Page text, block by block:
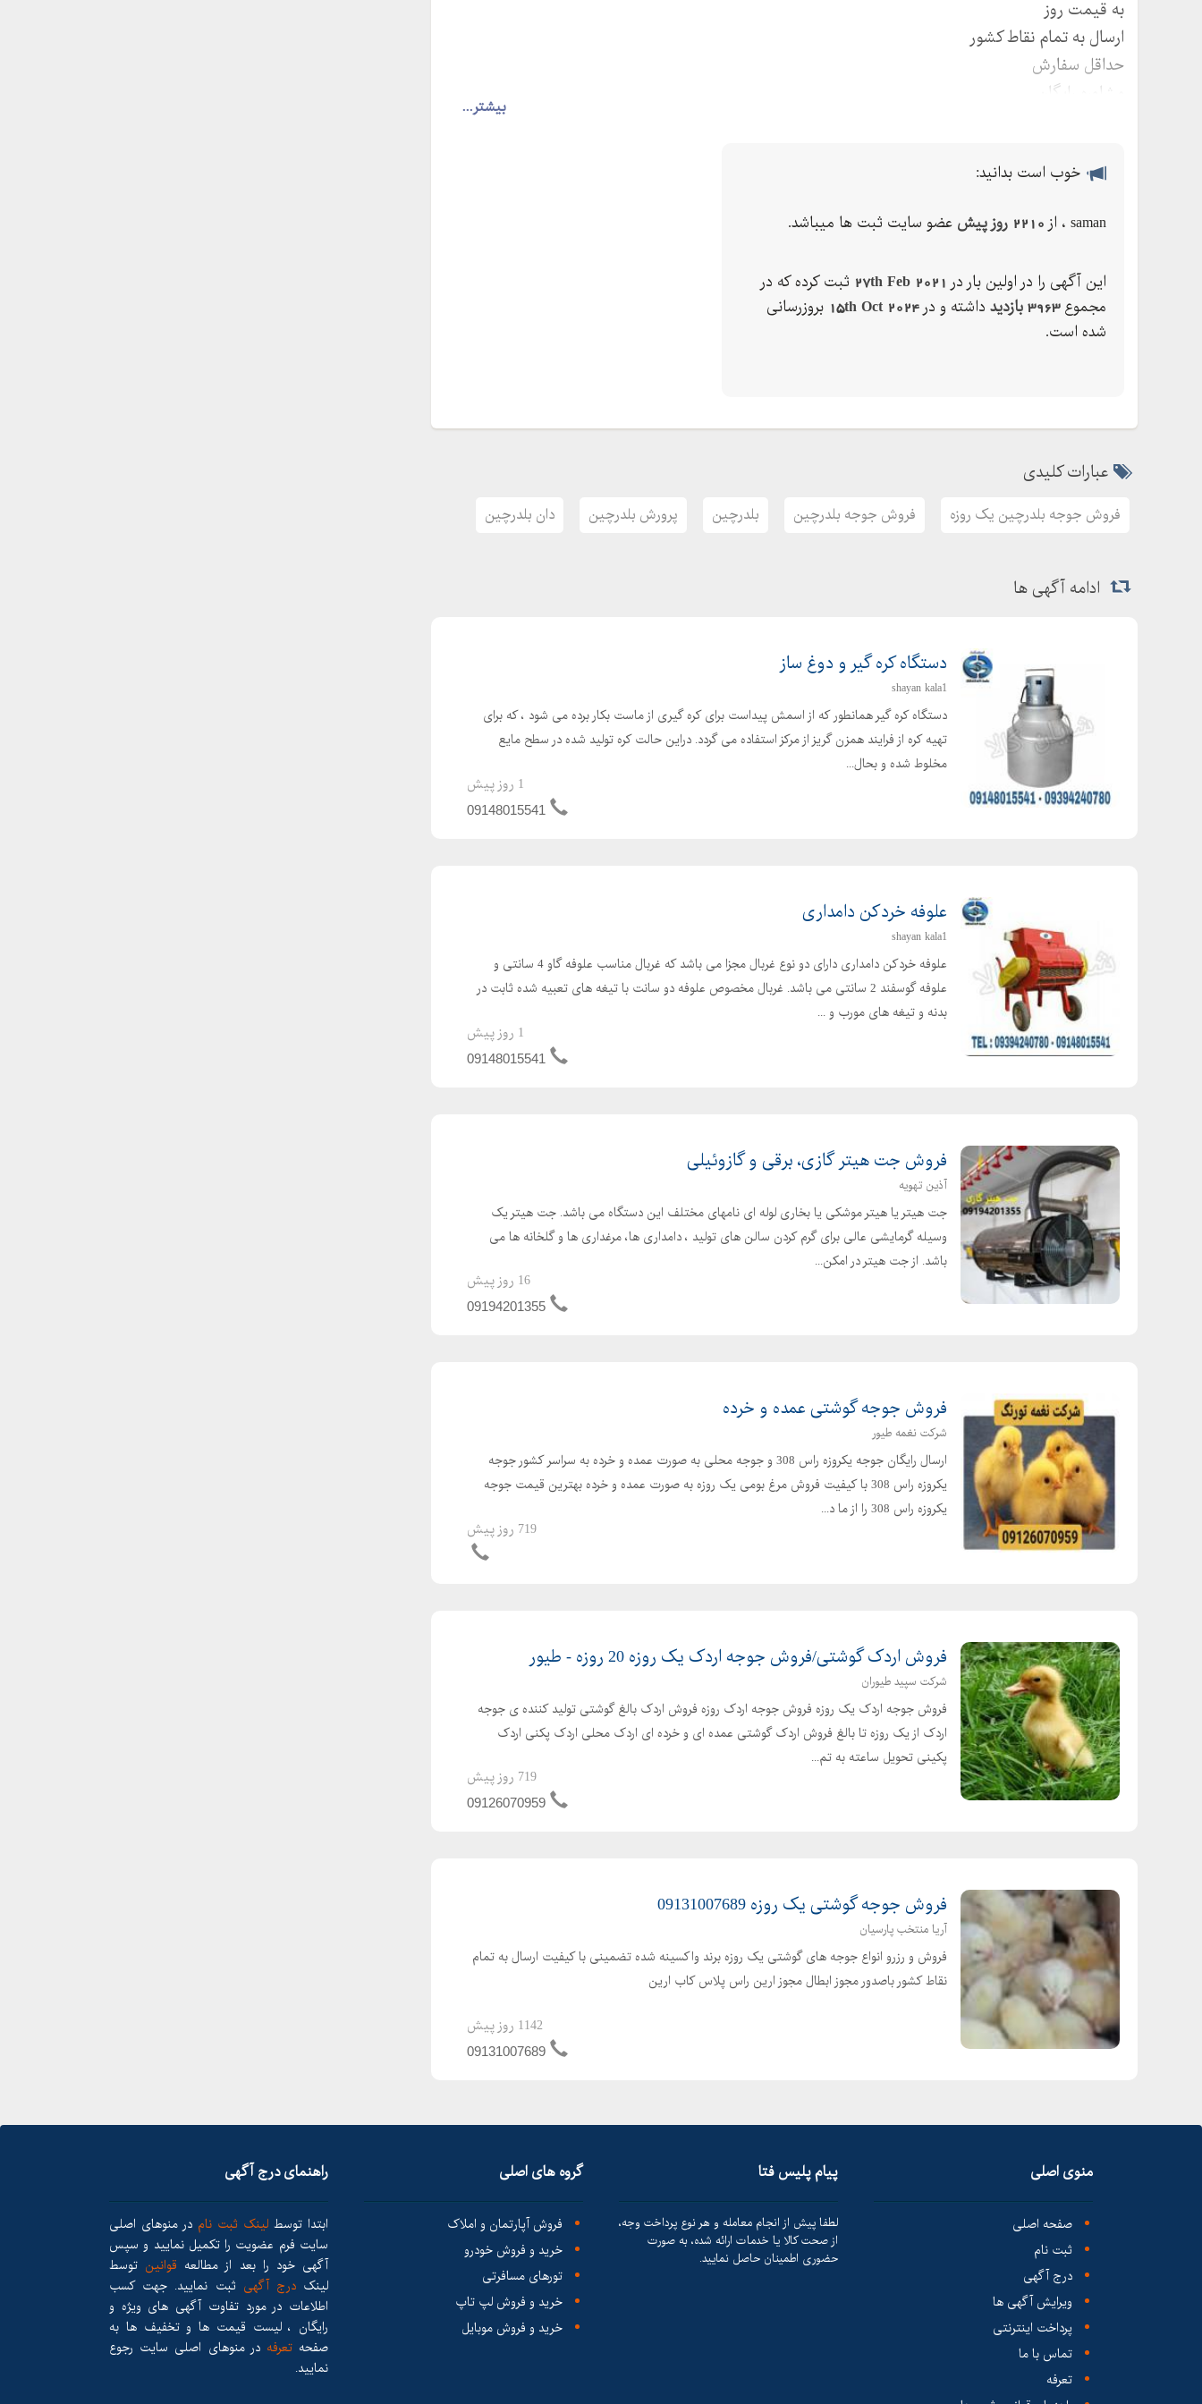
بیشتر...
به قیمت روز
ارسال به تمام نقاط کشور
حداقل سفارش
مشاوره رایگان
خوب است بدانید:
saman ، از 2210 روز پیش عضو سایت ثبت ها میباشد.
این آگهی را در اولین بار در 27th Feb 2021 ثبت کرده که در
مجموع3963 بازدید داشته و در 15th Oct 2024 بروزرسانی
شده است.
عبارات کلیدی
فروش جوجه بلدرچین یک روزه فروش جوجه بلدرچین بلدرچین پرورش بلدرچین دان بلدرچین
ادامه آگهی ها
دستگاه کره گیر و دوغ ساز
shayan kala1
دستگاه کره گیر همانطور که از اسمش پیداست برای کره گیری از ماست بکار برده می شود ، که برای
تهیه کره از فرایند همزن گریز از مرکز استفاده می گردد. دراین حالت کره تولید شده در سطح مایع
مخلوط شده و بحال...
1 روز پیش
09148015541
علوفه خردکن دامداری
shayan kala1
علوفه خردکن دامداری دارای دو نوع غربال مجزا می باشد که غربال مناسب علوفه گاو 4 سانتی و
علوفه گوسفند 2 سانتی می باشد. غربال مخصوص علوفه دو سانت با تیغه های تعبیه شده ثابت در
بدنه و تیغه های مورب و ...
1 روز پیش
09148015541
فروش جت هیتر گازی، برقی و گازوئیلی
آذین تهویه
جت هیتر یا هیتر موشکی یا بخاری لوله ای نامهای مختلف این دستگاه می باشد. جت هیتر یک
وسیله گرمایشی عالی برای گرم کردن سالن های تولید ، دامداری ها، مرغداری ها و گلخانه ها می
باشد. از جت هیتر در امکن...
16 روز پیش
09194201355
فروش جوجه گوشتی عمده و خرده
شرکت نغمه طیور
ارسال رایگان جوجه یکروزه راس 308 و جوجه محلی به صورت عمده و خرده به سراسر کشور جوجه
یکروزه راس 308 با کیفیت فروش مرغ بومی یک روزه به صورت عمده و خرده بهترین قیمت جوجه
یکروزه راس 308 را از ما د...
719 روز پیش
فروش اردک گوشتی/فروش جوجه اردک یک روزه 20 روزه - طیور
شرکت سپید طیوران
فروش جوجه اردک یک روزه فروش جوجه اردک روزه فروش اردک بالغ گوشتی تولید کننده ی جوجه
اردک از یک روزه تا بالغ فروش اردک گوشتی عمده ای و خرده ای اردک محلی اردک پکنی اردک
پکینی تحویل ساعته به تم...
719 روز پیش
09126070959
فروش جوجه گوشتی یک روزه 09131007689
آریا منتخب پارسیان
فروش و رزرو انواع جوجه های گوشتی یک روزه برند واکسینه شده تضمینی با کیفیت ارسال به تمام
نقاط کشور باصدور مجوز ابطال مجوز ارین راس پلاس کاب ارین
1142 روز پیش
09131007689
منوی اصلی
صفحه اصلی
ثبت نام
درج آگهی
ویرایش آگهی ها
پرداخت اینترنتی
تماس با ما
تعرفه
پیام پلیس فتا
لطفا پیش از انجام معامله و هر نوع پرداخت وجه،
از صحت کالا یا خدمات ارائه شده، به صورت
حضوری اطمینان حاصل نمایید.
گروه های اصلی
فروش آپارتمان و املاک
خرید و فروش خودرو
تورهای مسافرتی
خرید و فروش لپ تاپ
خرید و فروش موبایل
راهنمای درج آگهی
ابتدا توسط لینک ثبت نام در منوهای اصلی
سایت فرم عضویت را تکمیل نمایید و سپس
آگهی خود را بعد از مطالعه قوانین توسط
لینکدرج آگهی ثبت نمایید. جهت کسب
اطلاعات در مورد تفاوت آگهی های ویژه و
رایگان ، لیست قیمت ها و تخفیف ها به
صفحه تعرفهدر منوهای اصلی سایت رجوع
نمایید.